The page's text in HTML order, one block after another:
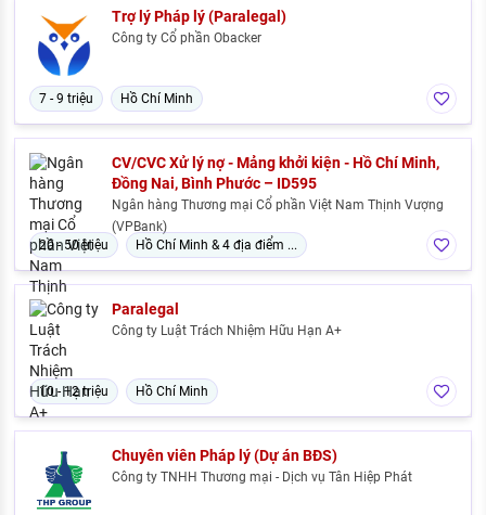
Trợ lý Pháp lý (Paralegal)
Công ty Cổ phần Obacker
7 - 9 triệu Hồ Chí Minh
CV/CVC Xử lý nợ - Mảng khởi kiện - Hồ Chí Minh,
Đồng Nai, Bình Phước – ID595
Ngân hàng Thương mại Cổ phần Việt Nam Thịnh Vượng
(VPBank)
20 - 50 triệu
Hồ Chí Minh & 4 địa điểm ...
Paralegal
Công ty Luật Trách Nhiệm Hữu Hạn A+
10 - 12 triệu Hồ Chí Minh
Chuyên viên Pháp lý (Dự án BĐS)
Công ty TNHH Thương mại - Dịch vụ Tân Hiệp Phát